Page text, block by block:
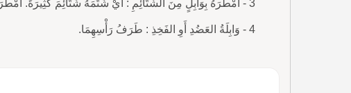
3 - أَمْطَرَهُ بِوَابِلٍ مِنَ الشَّتَائِمِ : أَيْ شَتَمَهُ شَتَائِمَ كَثِيرَةً. أَمْطَرَهُ بِوَابِلٍ مِنَ الرَّصَاصِ.
4 - وَابِلَةُ العَضُدِ أَوِ الفَخِذِ : طَرَفُ رَأْسِهِمَا.